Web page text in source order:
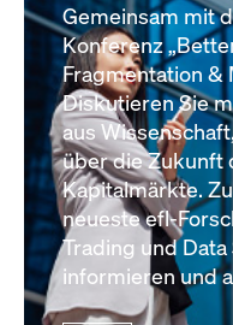
Gemeinsam mit
Konferenz
Fragmentation &
Diskutieren Sie
aus
über die Zukunft
Kapitalmärkte.
neueste efl-
Trading und
informieren und